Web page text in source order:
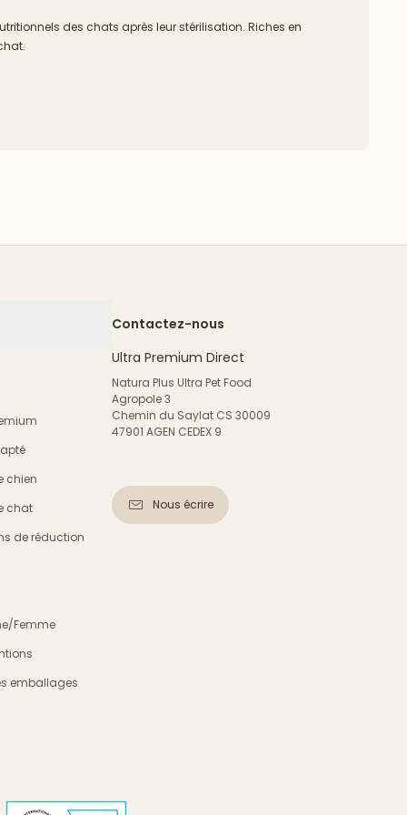
des chats après leur stérilisation. Riches en
chien
chat
de réduction
Femme
emballages
Contactez-nous
Ultra Premium Direct
Natura Plus Ultra Pet Food
Agropole 3
Chemin du Saylat CS 30009
47901 AGEN CEDEX 9
Nous écrire